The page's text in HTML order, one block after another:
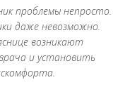
проблемы непросто.
даже невозможно.
возникают
и установить